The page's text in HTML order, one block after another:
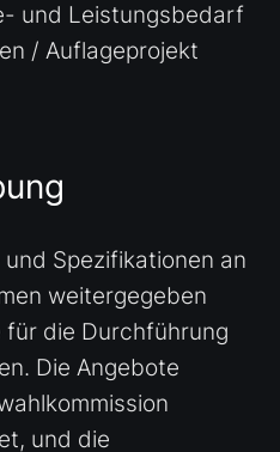
und Leistungsbedarf
/ Auflageprojekt
Spezifikationen an
weitergegeben
die Durchführung
Die Angebote
und die